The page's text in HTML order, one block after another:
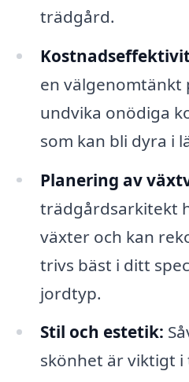
trädgård.
en välgenomtänkt
undvika onödiga
som kan bli dyra i
Planering av
trädgårdsarkitekt
växter och kan
trivs bäst i ditt
jordtyp.
Stil och estetik:
skönhet är viktigt